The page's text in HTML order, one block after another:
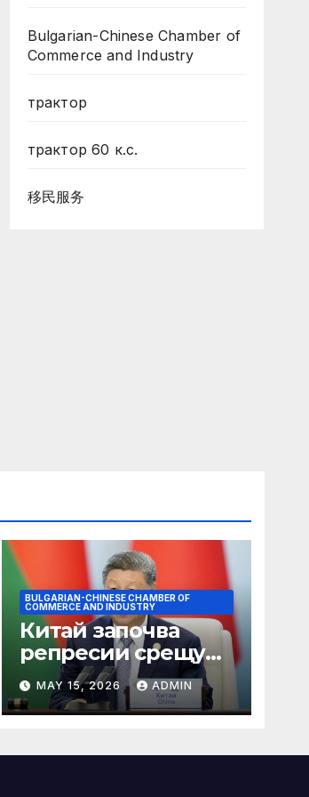
Bulgarian-Chinese Chamber of
Commerce and Industry
трактор
трактор 60 к.с.
移民服务
BULGARIAN-CHINESE CHAMBER OF
COMMERCE AND INDUSTRY
Китай започва
репресии срещу
незаконните
практики в сектора
на TCM
MAY 15, 2026 ADMIN